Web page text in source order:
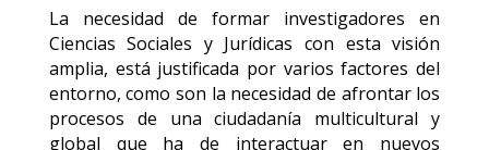
La necesidad de formar investigadores en
Ciencias Sociales y Jurídicas con esta visión
amplia, está justificada por varios factores del
entorno, como son la necesidad de afrontar los
procesos de una ciudadanía multicultural y
global que ha de interactuar en nuevos